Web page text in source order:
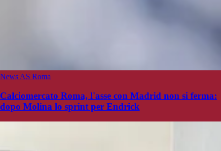
News AS Roma
Calciomercato Roma, l'asse con Madrid non si ferma:
dopo Molina lo sprint per Endrick